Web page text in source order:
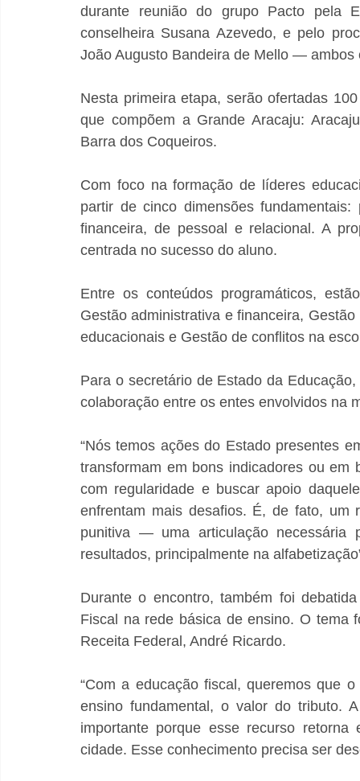
durante reunião do grupo Pacto pela
conselheira Susana Azevedo, e pelo
João Augusto Bandeira de Mello — ambos
Nesta primeira etapa, serão ofertadas
que compõem a Grande Aracaju:
Barra dos Coqueiros.
Com foco na formação de líderes
partir de cinco dimensões fundamentais:
financeira, de pessoal e relacional. A
centrada no sucesso do aluno.
Entre os conteúdos programáticos,
Gestão administrativa e financeira,
educacionais e Gestão de conflitos na
Para o secretário de Estado da
colaboração entre os entes envolvidos na
“Nós temos ações do Estado presentes
transformam em bons indicadores ou
com regularidade e buscar apoio
enfrentam mais desafios. É, de fato, um
punitiva — uma articulação necessária
resultados, principalmente na
Durante o encontro, também foi
Fiscal na rede básica de ensino. O tema
Receita Federal, André Ricardo.
“Com a educação fiscal, queremos que
ensino fundamental, o valor do tributo.
importante porque esse recurso
cidade. Esse conhecimento precisa ser